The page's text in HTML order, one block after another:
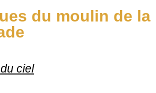
du moulin de la
ciel